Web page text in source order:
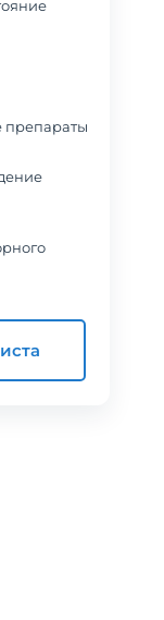
препараты